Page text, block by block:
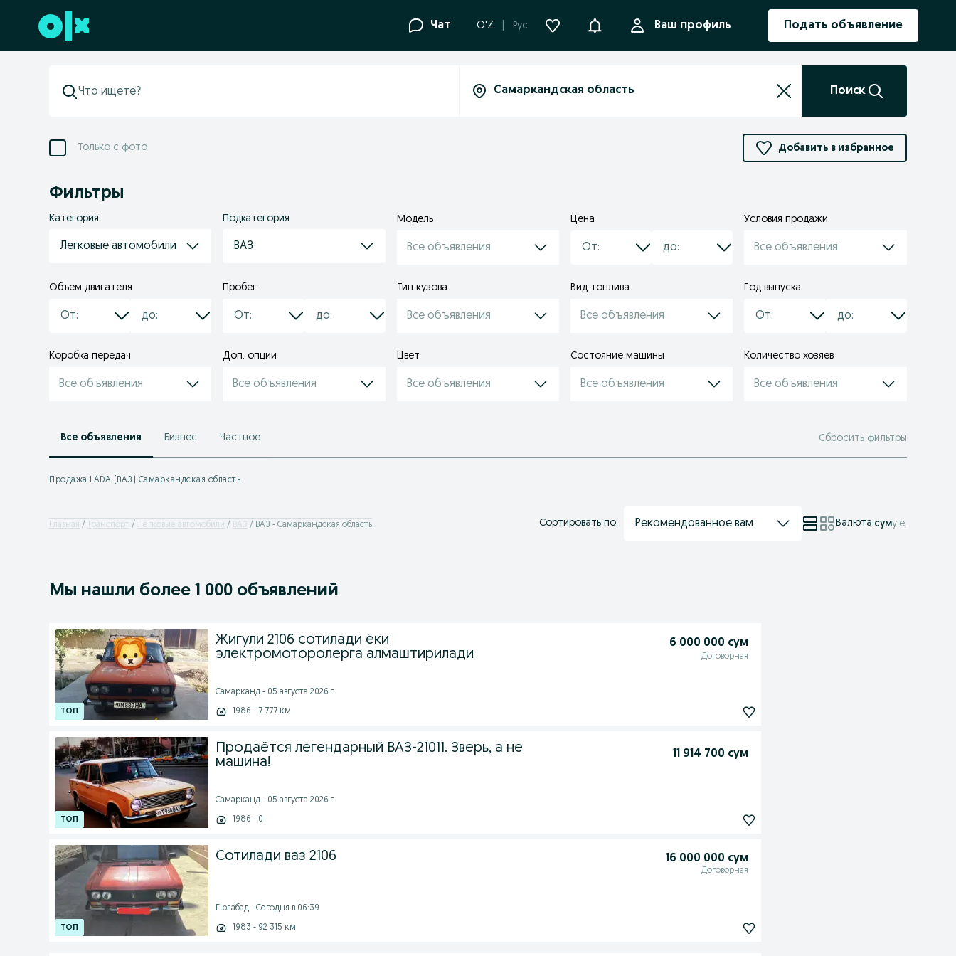
Перейти к нижнему колонтитулу Чат O'Z Рус УведомленияВаш профиль Подать объявление
Поиск
Только с фото Добавить в избранное
Фильтры
Категория
Легковые автомобили
Подкатегория
ВАЗ
Модель
Все объявления
Цена Условия продажи
Все объявления
Объем двигателя Пробег Тип кузова
Все объявления
Вид топлива
Все объявления
Год выпуска
Коробка передач
Все объявления
Доп. опции
Все объявления
Цвет
Все объявления
Состояние машины
Все объявления
Количество хозяев
Все объявления
Все объявления Бизнес Частное Сбросить фильтры
Продажа LADA (ВАЗ) Самаркандская область
Главная Транспорт Легковые автомобили ВАЗ ВАЗ - Самаркандская область Сортировать по: Рекомендованное вам Валюта:суму.е.
Мы нашли более 1 000 объявлений
Жигули 2106 сотилади ёки
электромоторолерга алмаштирилади
6 000 000 сум
Договорная
Самарканд - 05 августа 2026 г.
1986 - 7 777 км
Продаётся легендарный ВАЗ-21011. Зверь, а не
машина!
11 914 700 сум
Самарканд - 05 августа 2026 г.
1986 - 0
Сотилади ваз 2106 16 000 000 сум
Договорная
Гюлабад - Сегодня в 06:39
1983 - 92 315 км